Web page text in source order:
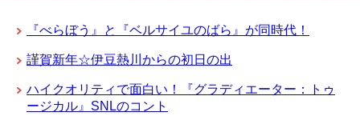
『べらぼう』と『ベルサイユのばら』が同時代！
謹賀新年☆伊豆熱川からの初日の出
ハイクオリティで面白い！『グラディエーター：トゥ
ージカル』SNLのコント